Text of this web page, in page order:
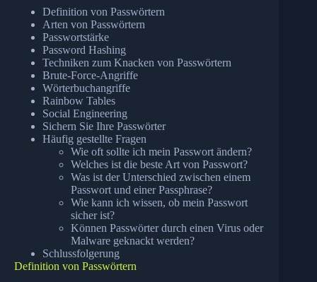
Definition von Passwörtern
Arten von Passwörtern
Passwortstärke
Password Hashing
Techniken zum Knacken von Passwörtern
Brute-Force-Angriffe
Wörterbuchangriffe
Rainbow Tables
Social Engineering
Sichern Sie Ihre Passwörter
Häufig gestellte Fragen
Wie oft sollte ich mein Passwort ändern?
Welches ist die beste Art von Passwort?
Was ist der Unterschied zwischen einem
Passwort und einer Passphrase?
Wie kann ich wissen, ob mein Passwort
sicher ist?
Können Passwörter durch einen Virus oder
Malware geknackt werden?
Schlussfolgerung
Definition von Passwörtern